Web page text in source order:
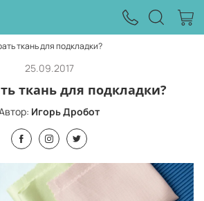
ткань для подкладки?
25.09.2017
ткань для подкладки?
Игорь Дробот